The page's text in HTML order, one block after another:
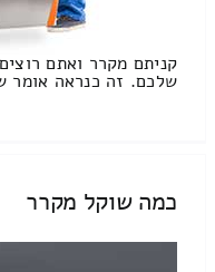
קניתם מקרר ואתם
שלכם. זה כנראה אומר
כמה שוקל מקרר